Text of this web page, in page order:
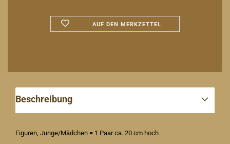
AUF DEN MERKZETTEL
Beschreibung
Figuren, Junge/Mädchen = 1 Paar ca. 20 cm hoch